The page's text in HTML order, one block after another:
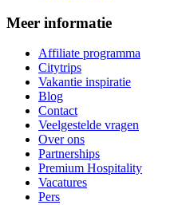
Meer informatie
Affiliate programma
Citytrips
Vakantie inspiratie
Blog
Contact
Veelgestelde vragen
Over ons
Partnerships
Premium Hospitality
Vacatures
Pers